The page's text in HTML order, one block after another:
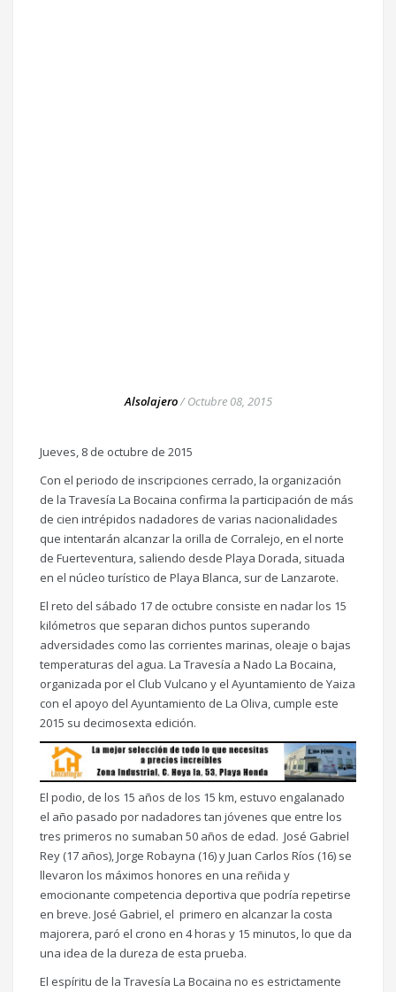
Alsolajero/Octubre 08, 2015
Jueves, 8 de octubre de 2015
Con el periodo de inscripciones cerrado, la organización
de la Travesía La Bocaina confirma la participación de más
de cien intrépidos nadadores de varias nacionalidades
que intentarán alcanzar la orilla de Corralejo, en el norte
de Fuerteventura, saliendo desde Playa Dorada, situada
en el núcleo turístico de Playa Blanca, sur de Lanzarote.
El reto del sábado 17 de octubre consiste en nadar los 15
kilómetros que separan dichos puntos superando
adversidades como las corrientes marinas, oleaje o bajas
temperaturas del agua. La Travesía a Nado La Bocaina,
organizada por el Club Vulcano y el Ayuntamiento de Yaiza
con el apoyo del Ayuntamiento de La Oliva, cumple este
2015 su decimosexta edición.
El podio, de los 15 años de los 15 km, estuvo engalanado
el año pasado por nadadores tan jóvenes que entre los
tres primeros no sumaban 50 años de edad. José Gabriel
Rey (17 años), Jorge Robayna (16) y Juan Carlos Ríos (16) se
llevaron los máximos honores en una reñida y
emocionante competencia deportiva que podría repetirse
en breve. José Gabriel, el primero en alcanzar la costa
majorera, paró el crono en 4 horas y 15 minutos, lo que da
una idea de la dureza de esta prueba.
El espíritu de la Travesía La Bocaina no es estrictamente